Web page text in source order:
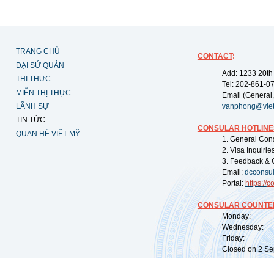
TRANG CHỦ
ĐẠI SỨ QUÁN
THỊ THỰC
MIỄN THỊ THỰC
LÃNH SỰ
TIN TỨC
QUAN HỆ VIỆT MỸ
CONTACT:
Add: 1233
Tel: 202-861-
Email
CONSULAR
1. General
2. Visa
3. Feedback &
Email:
Portal: https://
CONSULAR
Monday:
Wednesday:
Friday:
Closed on 2